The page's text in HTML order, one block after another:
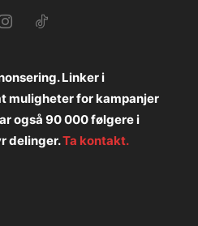
Linker i
muligheter for kampanjer
også 90 000 følgere i
delinger.Ta kontakt.